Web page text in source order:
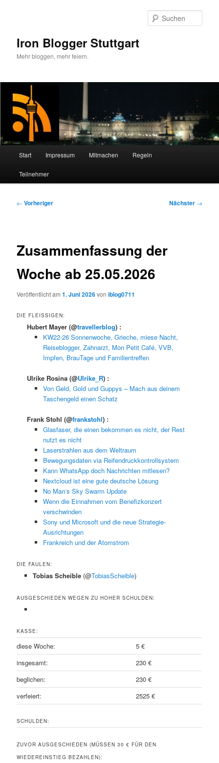
Iron Blogger Stuttgart
Mehr bloggen, mehr feiern.
Start Impressum Mitmachen Regeln
Teilnehmer
Beitragsnavigation
← Vorheriger Nächster →
Zusammenfassung der
Woche ab 25.05.2026
Veröffentlicht am1. Juni 2026voniblog0711
DIE FLEISSIGEN:
Hubert Mayer(@travellerblog) :
KW22-26 Sonnenwoche, Grieche, miese Nacht,
Reiseblogger, Zahnarzt, Mon Petit Café, VVB,
Impfen, BrauTage und Familientreffen
Ulrike Rosina(@Ulrike_R) :
Von Geld, Gold und Guppys – Mach aus deinem
Taschengeld einen Schatz
Frank Stohl(@frankstohl) :
Glasfaser, die einen bekommen es nicht, der Rest
nutzt es nicht
Laserstrahlen aus dem Weltraum
Bewegungsdaten via Reifendruckkontrollsystem
Kann WhatsApp doch Nachrichten mitlesen?
Nextcloud ist eine gute deutsche Lösung
No Man‘s Sky Swarm Update
Wenn die Einnahmen vom Benefizkonzert
verschwinden
Sony und Microsoft und die neue Strategie-
Ausrichtungen
Frankreich und der Atomstrom
DIE FAULEN:
Tobias Scheible (@TobiasScheible)
AUSGESCHIEDEN WEGEN ZU HOHER SCHULDEN:
KASSE:
diese Woche:
5 €
insgesamt:
230 €
beglichen:
230 €
verfeiert:
2525 €
SCHULDEN:
ZUVOR AUSGESCHIEDEN (MÜSSEN 30 € FÜR DEN
WIEDEREINSTIEG BEZAHLEN):